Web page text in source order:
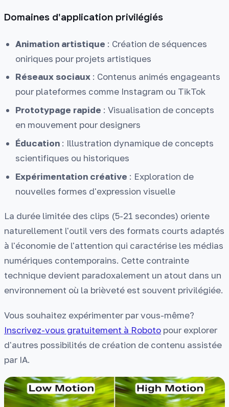
Domaines d'application privilégiés
Animation artistique : Création de séquences
oniriques pour projets artistiques
Réseaux sociaux : Contenus animés engageants
pour plateformes comme Instagram ou TikTok
Prototypage rapide : Visualisation de concepts
en mouvement pour designers
Éducation : Illustration dynamique de concepts
scientifiques ou historiques
Expérimentation créative : Exploration de
nouvelles formes d'expression visuelle
La durée limitée des clips (5-21 secondes) oriente
naturellement l'outil vers des formats courts adaptés
à l'économie de l'attention qui caractérise les médias
numériques contemporains. Cette contrainte
technique devient paradoxalement un atout dans un
environnement où la brièveté est souvent privilégiée.
Vous souhaitez expérimenter par vous-même?
Inscrivez-vous gratuitement à Roboto pour explorer
d'autres possibilités de création de contenu assistée
par IA.